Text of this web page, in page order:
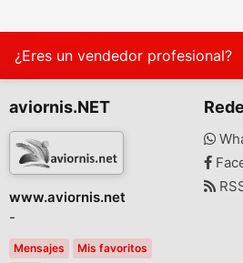
¿Eres un vendedor profesional?
aviornis.NET
www.aviornis.net
-
Mensajes
Mis favoritos